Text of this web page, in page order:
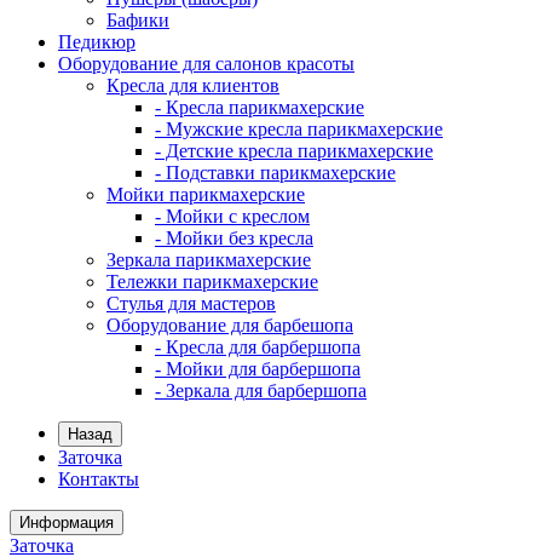
Бафики
Педикюр
Оборудование для салонов красоты
Кресла для клиентов
- Кресла парикмахерские
- Мужские кресла парикмахерские
- Детские кресла парикмахерские
- Подставки парикмахерские
Мойки парикмахерские
- Мойки с креслом
- Мойки без кресла
Зеркала парикмахерские
Тележки парикмахерские
Стулья для мастеров
Оборудование для барбешопа
- Кресла для барбершопа
- Мойки для барбершопа
- Зеркала для барбершопа
Назад
Заточка
Контакты
Информация
Заточка